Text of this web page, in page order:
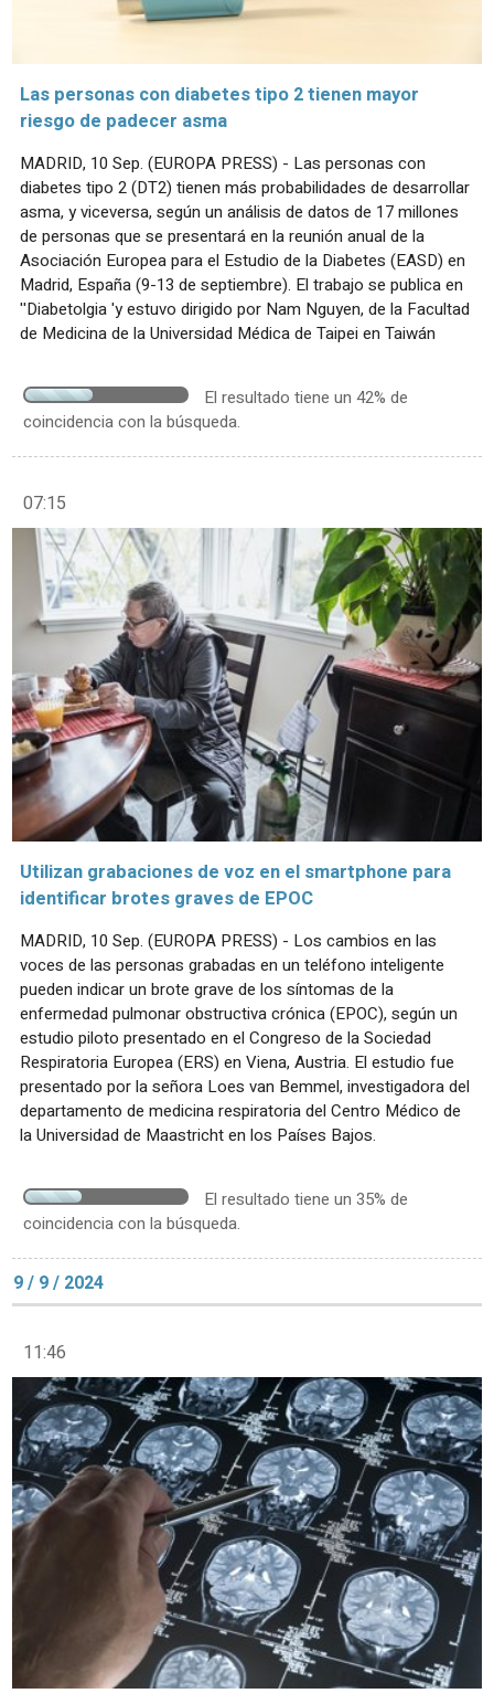
Las personas con diabetes tipo 2 tienen mayor
riesgo de padecer asma
MADRID, 10 Sep. (EUROPA PRESS) - Las personas con
diabetes tipo 2 (DT2) tienen más probabilidades de desarrollar
asma, y viceversa, según un análisis de datos de 17 millones
de personas que se presentará en la reunión anual de la
Asociación Europea para el Estudio de la Diabetes (EASD) en
Madrid, España (9-13 de septiembre). El trabajo se publica en
''Diabetolgia 'y estuvo dirigido por Nam Nguyen, de la Facultad
de Medicina de la Universidad Médica de Taipei en Taiwán
El resultado tiene un 42% de
coincidencia con la búsqueda.
07:15
Utilizan grabaciones de voz en el smartphone para
identificar brotes graves de EPOC
MADRID, 10 Sep. (EUROPA PRESS) - Los cambios en las
voces de las personas grabadas en un teléfono inteligente
pueden indicar un brote grave de los síntomas de la
enfermedad pulmonar obstructiva crónica (EPOC), según un
estudio piloto presentado en el Congreso de la Sociedad
Respiratoria Europea (ERS) en Viena, Austria. El estudio fue
presentado por la señora Loes van Bemmel, investigadora del
departamento de medicina respiratoria del Centro Médico de
la Universidad de Maastricht en los Países Bajos.
El resultado tiene un 35% de
coincidencia con la búsqueda.
9 / 9 / 2024
11:46